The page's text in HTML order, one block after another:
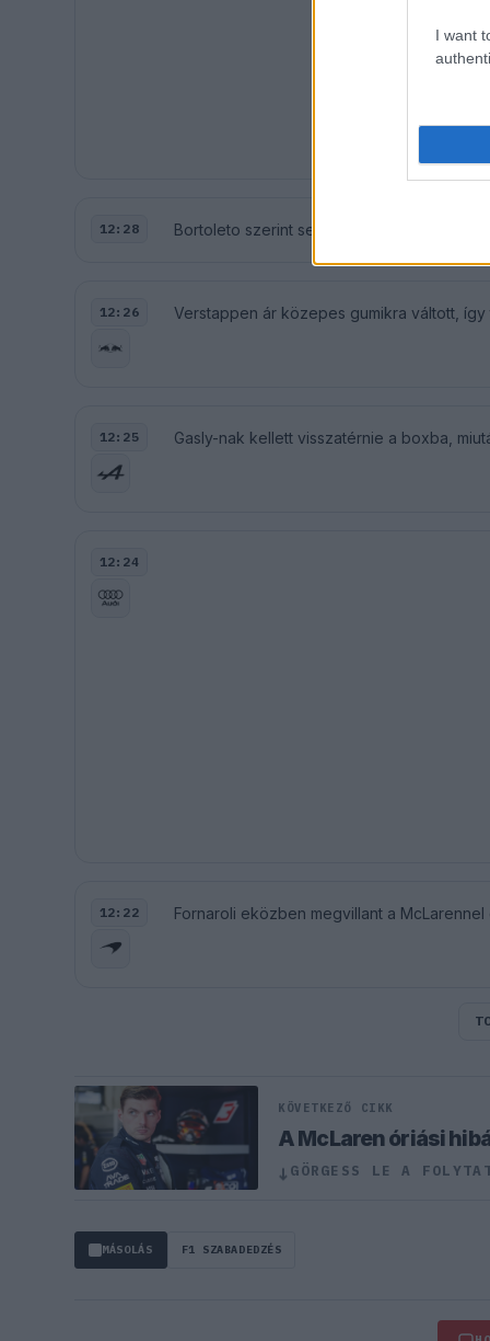
I want
12:28 Bortoleto szerint semmi tapadása nincs az
12:26 Verstappen ár közepes gumikra váltott,
12:25 Gasly-nak kellett visszatérnie a boxba,
12:24
12:22 Fornaroli eközben megvillant a
KÖVETKEZŐ CIKK
A McLaren óriási
↓ GÖRGESS LE A
MÁSOLÁS F1 SZABADEDZÉS